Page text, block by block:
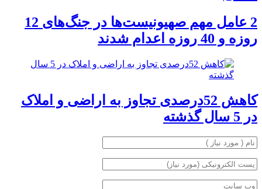
2 عامل مهم صهیونیست‌ها در جنگ‌های 12
روزه و 40 روزه اعدام شدند
کاهش 52درصدی تجاوز به اراضی و املاک
در 5 سال گذشته